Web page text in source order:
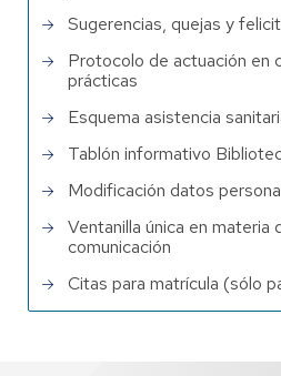
Sugerencias, quejas y
Protocolo de actuación en
prácticas
Esquema asistencia
Tablón informativo
Modificación datos
Ventanilla única en materia
comunicación
Citas para matrícula (sólo